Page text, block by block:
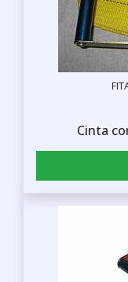
Cinta